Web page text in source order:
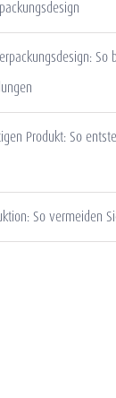
So
Produkt: So
So vermeiden